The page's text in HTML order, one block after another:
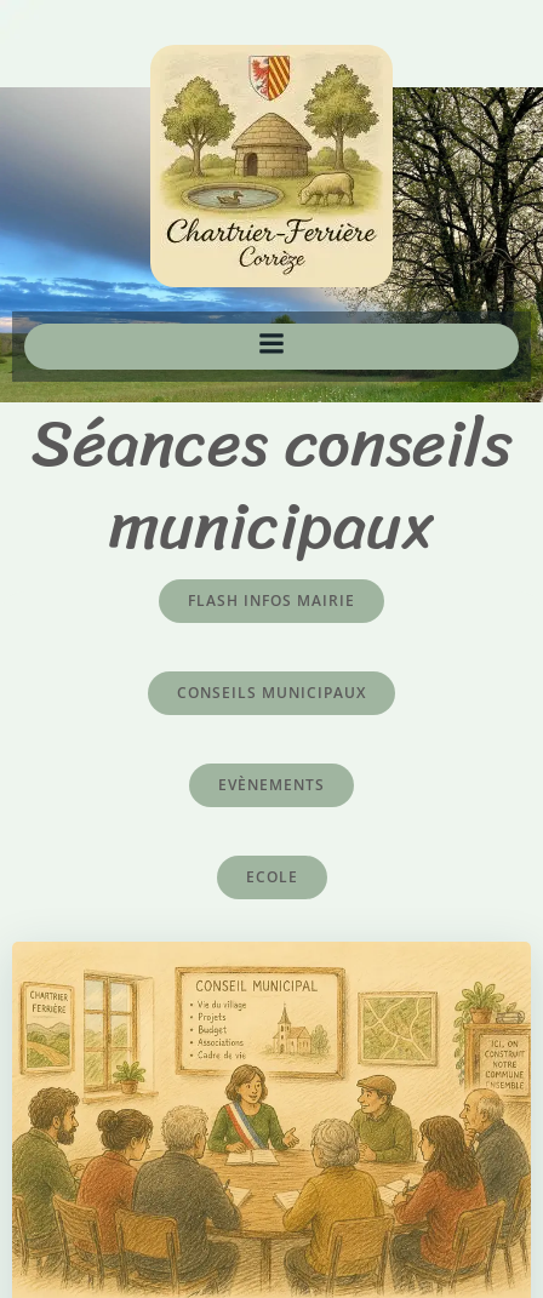
au
contenu
Séances conseils
municipaux
FLASH INFOS MAIRIE
CONSEILS MUNICIPAUX
EVÈNEMENTS
ECOLE